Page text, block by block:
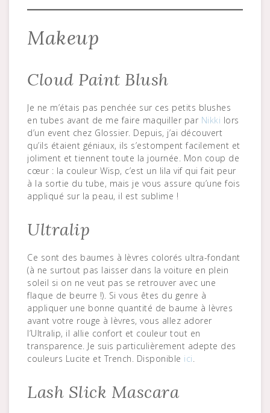
Makeup
Cloud Paint Blush
Je ne m’étais pas penchée sur ces petits blushes
en tubes avant de me faire maquiller par Nikki lors
d’un event chez Glossier. Depuis, j’ai découvert
qu’ils étaient géniaux, ils s’estompent facilement et
joliment et tiennent toute la journée. Mon coup de
cœur : la couleur Wisp, c’est un lila vif qui fait peur
à la sortie du tube, mais je vous assure qu’une fois
appliqué sur la peau, il est sublime !
Ultralip
Ce sont des baumes à lèvres colorés ultra-fondant
(à ne surtout pas laisser dans la voiture en plein
soleil si on ne veut pas se retrouver avec une
flaque de beurre !). Si vous êtes du genre à
appliquer une bonne quantité de baume à lèvres
avant votre rouge à lèvres, vous allez adorer
l’Ultralip, il allie confort et couleur tout en
transparence. Je suis particulièrement adepte des
couleurs Lucite et Trench. Disponible ici
Lash Slick Mascara